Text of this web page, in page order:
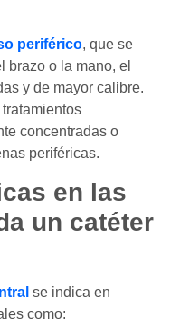
periférico, que se
brazo o la mano, el
y de mayor calibre.
concentradas o
periféricas.
en las
un catéter
se indica en
como: